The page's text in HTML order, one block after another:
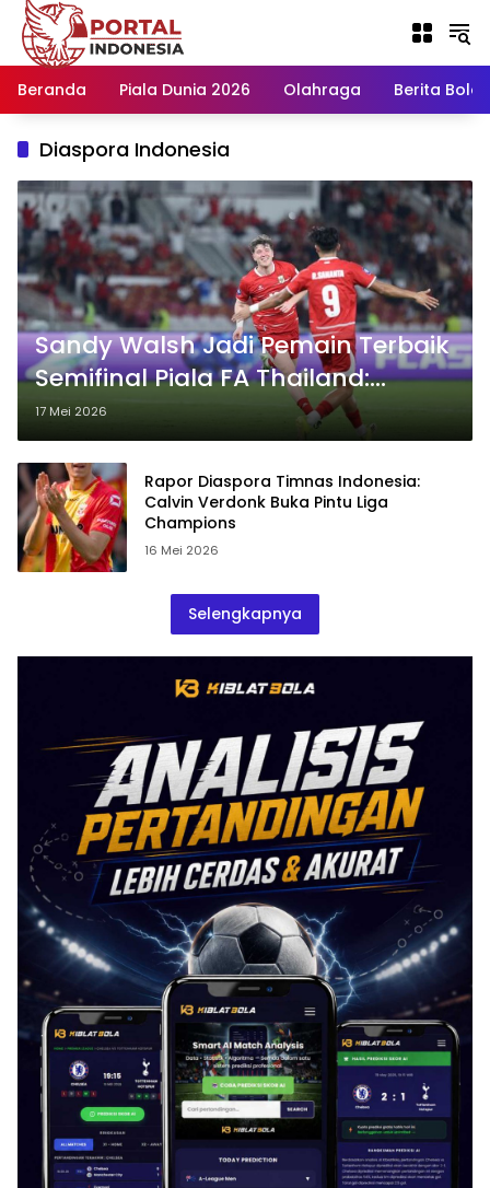
Langsung
konten
Beranda
Piala Dunia 2026 Olahraga Berita Bola
Diaspora Indonesia
Sandy Walsh Jadi Pemain Terbaik
Semifinal Piala FA Thailand:
Dampaknya untuk Timnas
Indonesia
17 Mei 2026
Rapor Diaspora Timnas Indonesia:
Calvin Verdonk Buka Pintu Liga
Champions
16 Mei 2026
Selengkapnya